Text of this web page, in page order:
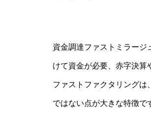
資金調達ファストミラージ
けて資金が必要、赤字決算
ファストファクタリングは
ではない点が大きな特徴で